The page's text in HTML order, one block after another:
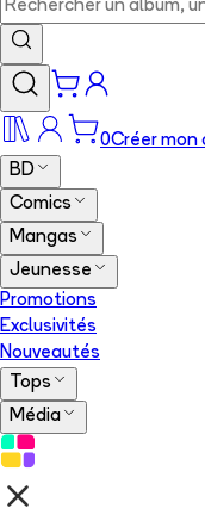
0Créer mon
BD
Comics
Mangas
Jeunesse
Promotions
Exclusivités
Nouveautés
Tops
Média